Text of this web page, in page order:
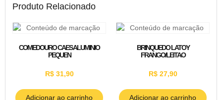
Produto Relacionado
COMEDOURO CAES ALUMINIO
PEQUEN
R$31,90
Adicionar ao carrinho
BRINQUEDO LATOY
FRANGO/LEITAO
R$27,90
Adicionar ao carrinho